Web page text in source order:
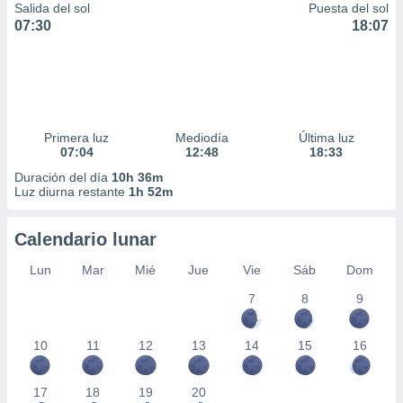
utilizar
uso de
medir el
de la
del
de
de
uso de
con el
Salida del sol
07:30
Puesta del sol
18:07
Primera luz
07:04
Mediodía
12:48
Última luz
18:33
Duración del día 10h 36m
Luz diurna restante 1h 52m
Calendario lunar
Lun Mar Mié Jue Vie Sáb
Dom
7
8 9
10 11 12 13 14 15 16
17 18 19 20